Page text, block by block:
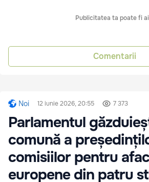
Publicitatea ta poate fi
Comentarii
Noi 12 iunie 2026, 20:55 7 373
Parlamentul
comună a
comisiilor pentru
europene din patru